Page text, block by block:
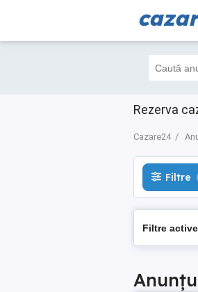
Rezerva
Cazare24
Filtre 2
Filtre
Filtre